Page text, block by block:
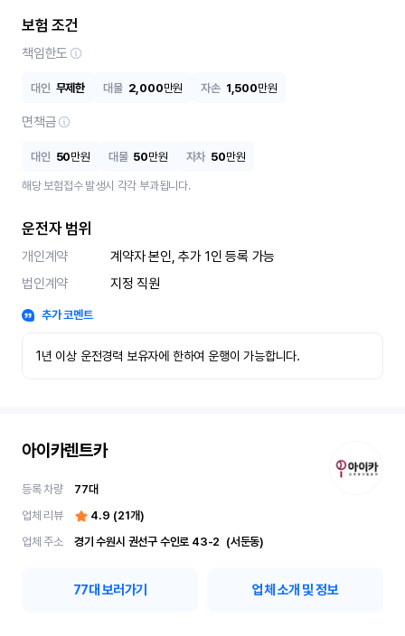
보험 조건
책임한도
대인 무제한 대물 2,000만원 자손 1,500만원
면책금
대인 50만원 대물 50만원 자차 50만원
해당 보험접수 발생시 각각 부과됩니다.
운전자 범위
개인계약
계약자 본인, 추가 1인 등록 가능
법인계약
지정 직원
추가 코멘트
1년 이상 운전경력 보유자에 한하여 운행이 가능합니다.
아이카렌트카
등록 차량 77대
업체 리뷰
4.9 (21개)
업체 주소
경기 수원시 권선구 수인로 43-2	(서둔동)
77대 보러가기 업체 소개 및 정보